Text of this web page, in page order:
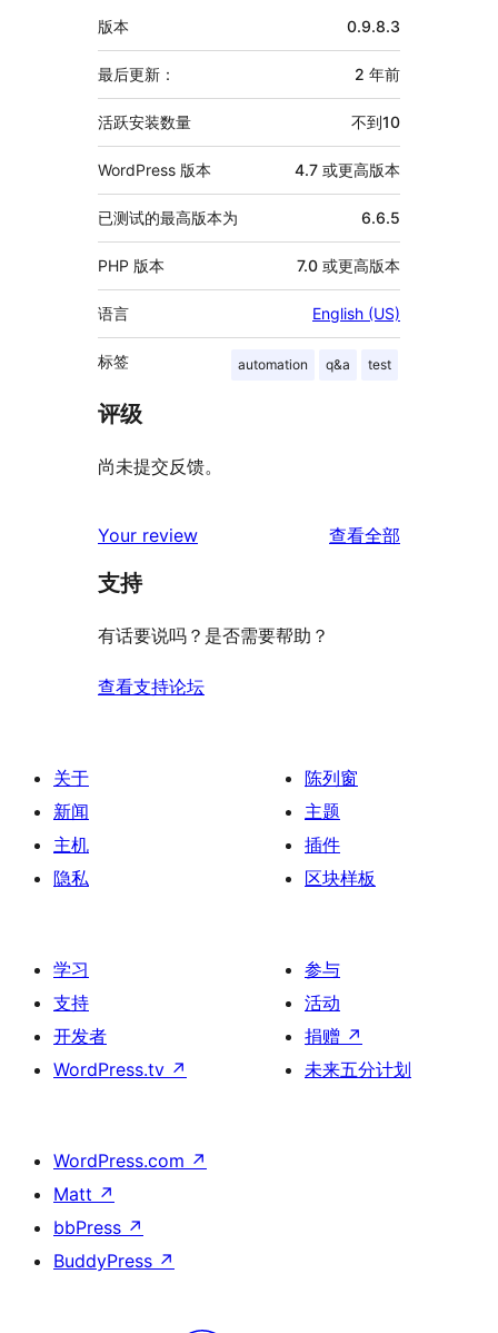
额
外
信
息
版本 0.9.8.3
最后更新： 2 年前
活跃安装数量 不到10
WordPress 版本 4.7 或更高版本
已测试的最高版本为 6.6.5
PHP 版本 7.0 或更高版本
语言 English (US)
标签 automation q&a test
评级
尚未提交反馈。
Your review 查看全部
支持
有话要说吗？是否需要帮助？
查看支持论坛
关于
新闻
主机
隐私
陈列窗
主题
插件
区块样板
学习
支持
开发者
WordPress.tv ↗
参与
活动
捐赠 ↗
未来五分计划
WordPress.com ↗
Matt ↗
bbPress ↗
BuddyPress ↗